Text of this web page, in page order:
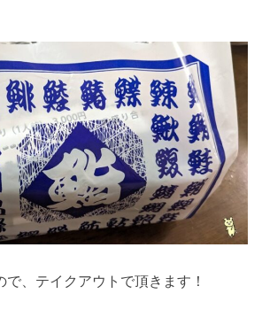
、テイクアウトで頂きます！